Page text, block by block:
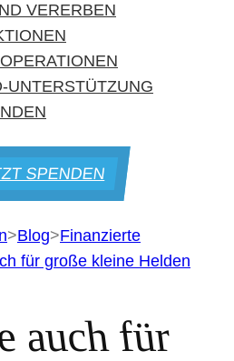
VERERBEN
UNTERSTÜTZUNG
SPENDEN
>Blog>Finanzierte
für große kleine Helden
auch für